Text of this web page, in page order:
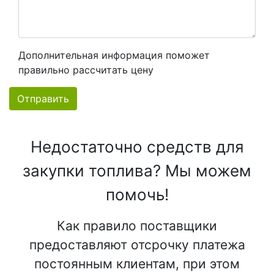
Дополнительная информация поможет
правильно рассчитать цену
Отправить
Недостаточно средств для
закупки топлива? Мы можем
помочь!
Как правило поставщики
предоставляют отсрочку платежа
постоянным клиентам, при этом